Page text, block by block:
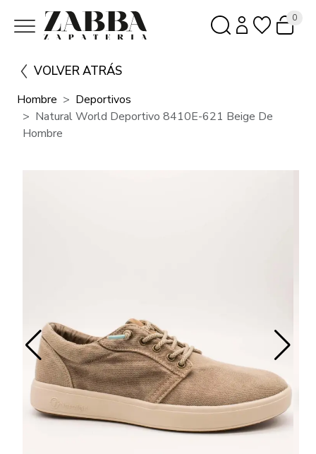
0
VOLVER ATRÁS
Hombre
Deportivos
Natural World Deportivo 8410E-621 Beige De
Hombre